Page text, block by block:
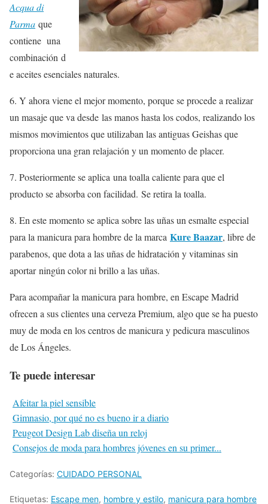
Acqua di
Parma que
contiene una
combinación d
e aceites esenciales naturales.
6. Y ahora viene el mejor momento, porque se procede a realizar
un masaje que va desde las manos hasta los codos, realizando los
mismos movimientos que utilizaban las antiguas Geishas que
proporciona una gran relajación y un momento de placer.
7. Posteriormente se aplica una toalla caliente para que el
producto se absorba con facilidad. Se retira la toalla.
8. En este momento se aplica sobre las uñas un esmalte especial
para la manicura para hombre de la marca Kure Baazar, libre de
parabenos, que dota a las uñas de hidratación y vitaminas sin
aportar ningún color ni brillo a las uñas.
Para acompañar la manicura para hombre, en Escape Madrid
ofrecen a sus clientes una cerveza Premium, algo que se ha puesto
muy de moda en los centros de manicura y pedicura masculinos
de Los Ángeles.
Te puede interesar
Afeitar la piel sensible
Gimnasio, por qué no es bueno ir a diario
Peugeot Design Lab diseña un reloj
Consejos de moda para hombres jóvenes en su primer...
Categorías: CUIDADO PERSONAL
Etiquetas: Escape men, hombre y estilo, manicura para hombre